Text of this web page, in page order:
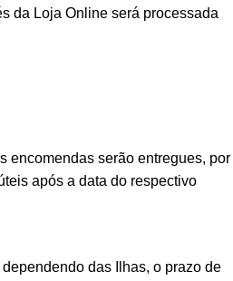
da Loja Online será processada
encomendas serão entregues, por
após a data do respectivo
das Ilhas, o prazo de